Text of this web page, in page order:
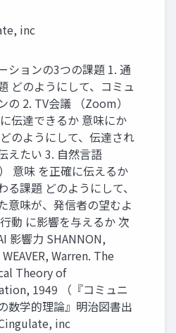
inc
ションの3つの課題 1. 通
どのようにして、コミュ
の 2. TV会議 （Zoom）
伝達できるか 意味にか
のようにして、伝達され
えたい 3. 自然言語
） 意味 を正確に伝えるか
る課題 どのようにして、
意味が、発信者の望むよ
動 に影響を与えるか 次
影響力 SHANNON,
Warren. The
Theory of
1949 （『コミュニ
数学的理論』明治図書出
inc